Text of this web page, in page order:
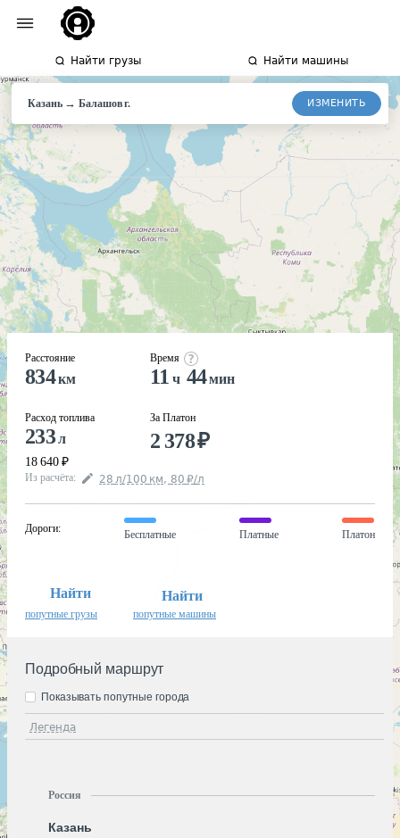
Найти грузы Найти машины
Казань→Балашовг. ИЗМЕНИТЬ
Расстояние
834км
Расход топлива
233л
18 640 ₽
Время
11 ч 44мин
За Платон
2 378₽
Из расчёта: 28 л/100 км, 80 ₽/л
Дороги:
Бесплатные Платные Платон
Найти
попутные грузы
Найти
попутные машины
Подробный маршрут
Легенда
Показывать попутные города
Россия
Казань